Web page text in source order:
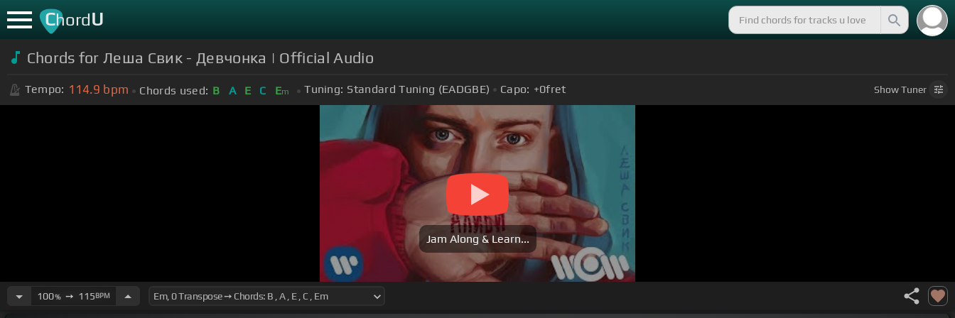
ChordU
Chords for Леша Свик - Девчонка | Official Audio
Tempo: 114.9 bpm Chords used: B A E C Em Tuning: Standard Tuning (EADGBE) Capo: +0fret ShowTuner
Jam Along & Learn...
100%➙ 115BPM